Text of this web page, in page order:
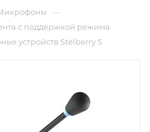
—
с поддержкой режима
устройств Stelberry S